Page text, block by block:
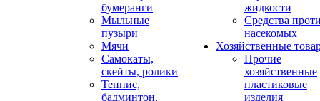
бумеранги
Мыльные
пузыри
Мячи
Самокаты,
скейты, ролики
Теннис,
бадминтон,
жидкости
Средства
насекомых
Хозяйственные
Прочие
хозяйственные
пластиковые
изделия